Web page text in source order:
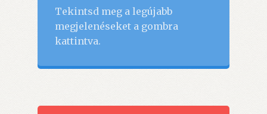
Tekintsd meg a legújabb
megjelenéseket a gombra
kattintva.